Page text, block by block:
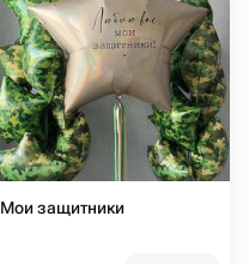
Мои защитники